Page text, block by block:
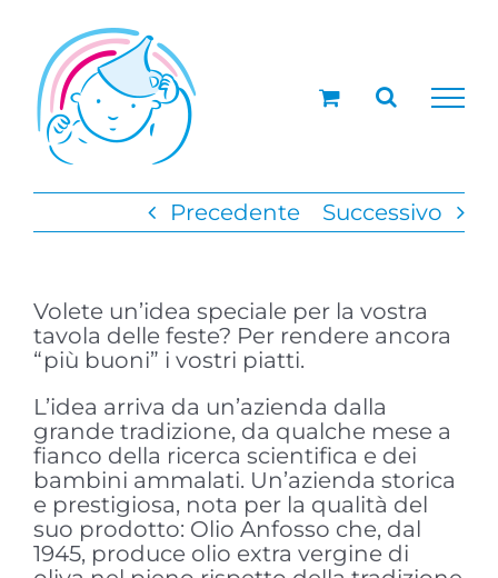
contenuto
Precedente Successivo
Volete un’idea speciale per la vostra
tavola delle feste? Per rendere ancora
“più buoni” i vostri piatti.
L’idea arriva da un’azienda dalla
grande tradizione, da qualche mese a
fianco della ricerca scientifica e dei
bambini ammalati. Un’azienda storica
e prestigiosa, nota per la qualità del
suo prodotto: Olio Anfosso che, dal
1945, produce olio extra vergine di